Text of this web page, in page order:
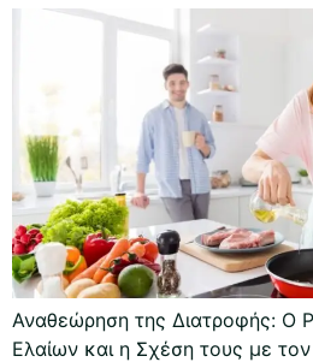
Αναθεώρηση της Διατροφής: Ο
Ελαίων και η Σχέση τους με